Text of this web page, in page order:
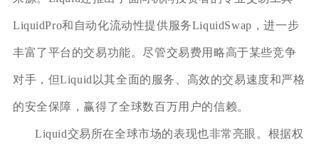
LiquidPro和自动化流动性提供服务LiquidSwap，进一步
丰富了平台的交易功能。尽管交易费用略高于某些竞争
对手，但Liquid以其全面的服务、高效的交易速度和严格
的安全保障，赢得了全球数百万用户的信赖。
Liquid交易所在全球市场的表现也非常亮眼。根据权